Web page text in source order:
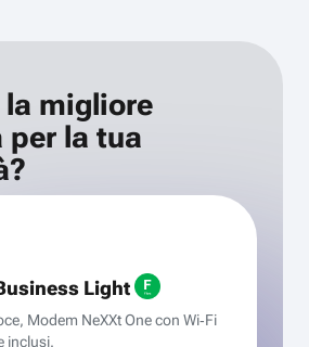
la migliore
per la tua
Light
Modem NeXXt One con Wi‑Fi
inclusi.